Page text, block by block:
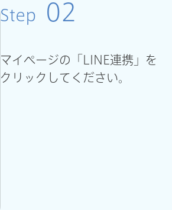
Step 02
マイページの「LINE連携」を
クリックしてください。